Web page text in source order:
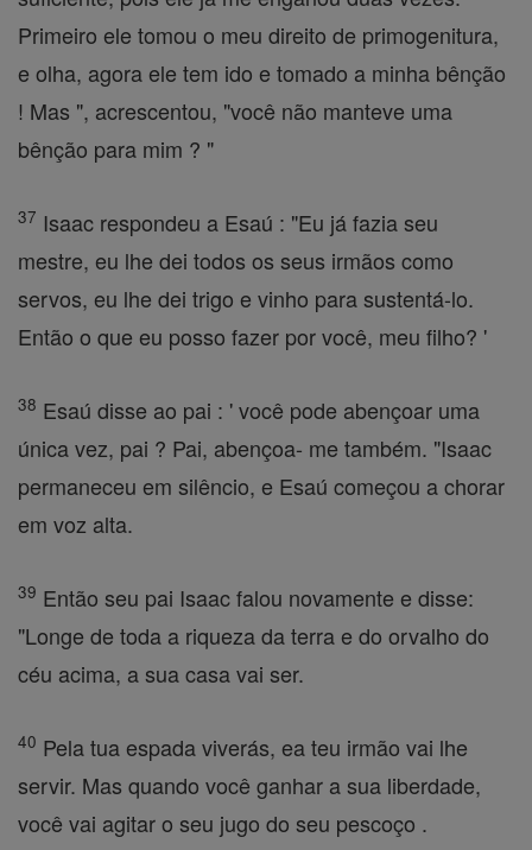
Primeiro ele tomou o meu direito de primogenitura,
e olha, agora ele tem ido e tomado a minha bênção
! Mas ", acrescentou, "você não manteve uma
bênção para mim ? "
37 Isaac respondeu a Esaú : "Eu já fazia seu
mestre, eu lhe dei todos os seus irmãos como
servos, eu lhe dei trigo e vinho para sustentá-lo.
Então o que eu posso fazer por você, meu filho? '
38 Esaú disse ao pai : ' você pode abençoar uma
única vez, pai ? Pai, abençoa- me também. "Isaac
permaneceu em silêncio, e Esaú começou a chorar
em voz alta.
39 Então seu pai Isaac falou novamente e disse:
"Longe de toda a riqueza da terra e do orvalho do
céu acima, a sua casa vai ser.
40 Pela tua espada viverás, ea teu irmão vai lhe
servir. Mas quando você ganhar a sua liberdade,
você vai agitar o seu jugo do seu pescoço .